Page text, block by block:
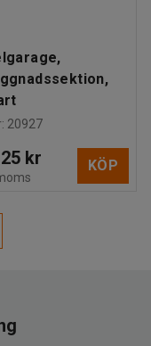
: 20927
kr KÖP